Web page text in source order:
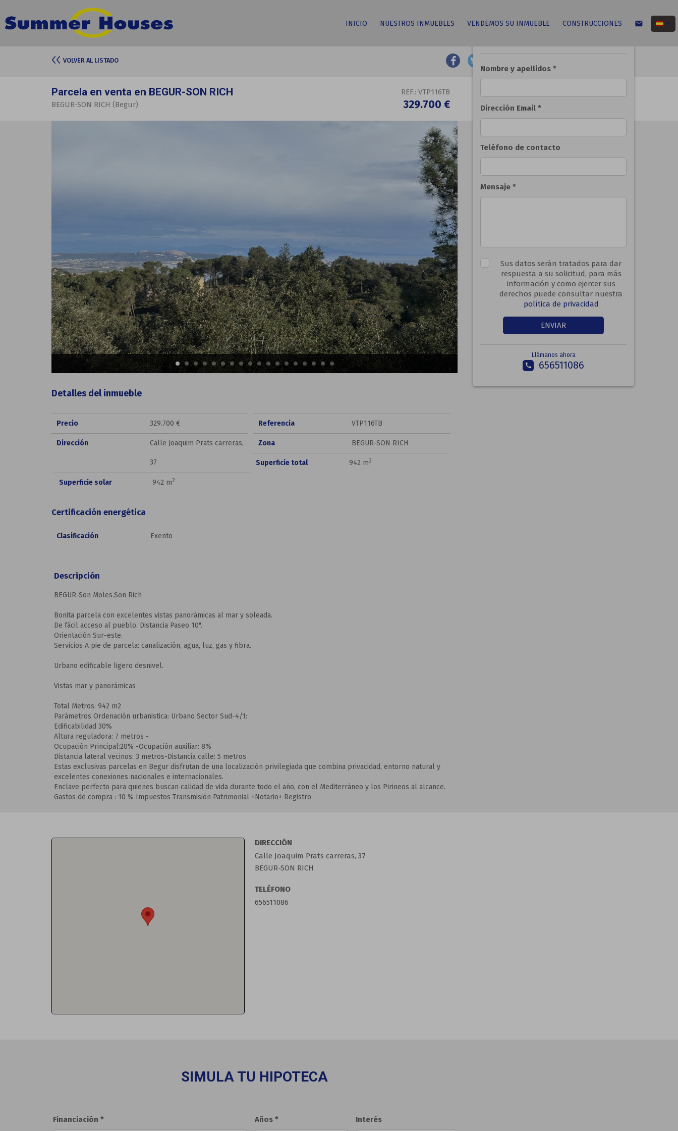
INICIO NUESTROS INMUEBLES VENDEMOS SU INMUEBLE CONSTRUCCIONES email
VOLVER AL LISTADO
Nombre y apellidos *
Dirección Email *
Teléfono de contacto
Mensaje *
Sus datos serán tratados para dar
respuesta a su solicitud, para más
información y como ejercer sus
derechos puede consultar nuestra
política de privacidad
ENVIAR
Llámanos ahora
call 656511086
Parcela en venta en BEGUR-SON RICH
BEGUR-SON RICH (Begur)
REF.: VTP116TB
329.700 €
Detalles del inmueble
Precio 329.700 € Referencia VTP116TB
Dirección Calle Joaquim Prats carreras,
37
Zona BEGUR-SON RICH
Superficie total 942 m2
Superficie solar 942 m2
Certificación energética
Clasificación Exento
Descripción
BEGUR-Son Moles.Son Rich
Bonita parcela con excelentes vistas panorámicas al mar y soleada.
De fácil acceso al pueblo. Distancia Paseo 10".
Orientación Sur-este.
Servicios A pie de parcela: canalización, agua, luz, gas y fibra.
Urbano edificable ligero desnivel.
Vistas mar y panorámicas
Total Metros: 942 m2
Paràmetros Ordenación urbanistica: Urbano Sector Sud-4/1:
Edificabilidad 30%
Altura reguladora: 7 metros -
Ocupación Principal:20% -Ocupación auxiliar: 8%
Distancia lateral vecinos: 3 metros-Distancia calle: 5 metros
Estas exclusivas parcelas en Begur disfrutan de una localización privilegiada que combina privacidad, entorno natural y
excelentes conexiones nacionales e internacionales.
Enclave perfecto para quienes buscan calidad de vida durante todo el año, con el Mediterráneo y los Pirineos al alcance.
Gastos de compra : 10 % Impuestos Transmisión Patrimonial +Notario+ Registro
DIRECCIÓN
Calle Joaquim Prats carreras, 37
BEGUR-SON RICH
TELÉFONO
656511086
SIMULA TU HIPOTECA
Financiación * Años * Interés